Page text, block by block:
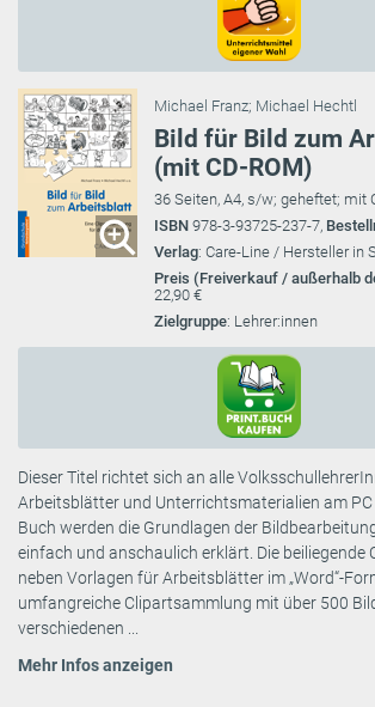
Michael Franz; Michael Hechtl
Bild für Bild zum
(mit CD-ROM)
36 Seiten, A4, s/w; geheftet; mit
ISBN 978-3-93725-237-7,
Verlag: Care-Line / Hersteller in
Preis (Freiverkauf / außerhalb
22,90 €
Zielgruppe: Lehrer:innen
Dieser Titel richtet sich an alle
Arbeitsblätter und Unterrichtsmaterialien am
Buch werden die Grundlagen der
einfach und anschaulich erklärt. Die beiliegende
neben Vorlagen für Arbeitsblätter im „Word“-
umfangreiche Clipartsammlung mit über 500
verschiedenen ...
Mehr Infos anzeigen